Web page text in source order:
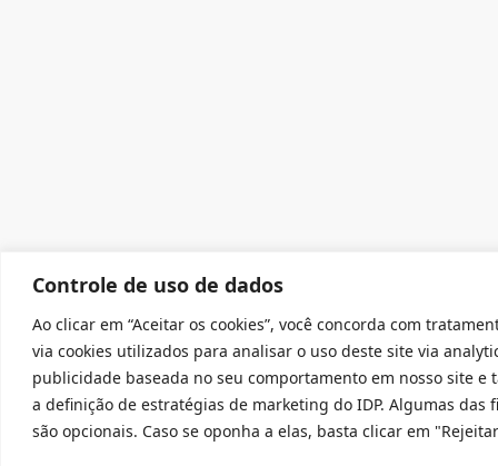
Controle de uso de dados
Ao clicar em “Aceitar os cookies”, você concorda com
via cookies utilizados para analisar o uso deste site via
publicidade baseada no seu comportamento em nosso site e
a definição de estratégias de marketing do IDP. Algumas das
são opcionais. Caso se oponha a elas, basta clicar em